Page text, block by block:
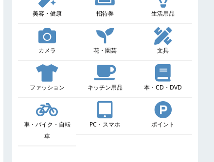
美容・健康 招待券 生活用品
カメラ 花・園芸 文具
ファッション キッチン用品 本・CD・DVD
車・バイク・自転
車
PC・スマホ ポイント